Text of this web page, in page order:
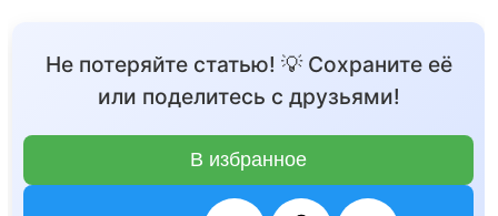
Не потеряйте статью! 💡 Сохраните её
или поделитесь с друзьями!
В избранное